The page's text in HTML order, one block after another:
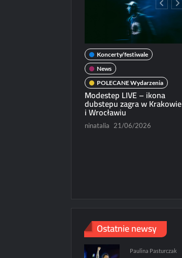
Koncerty/festiwale
News
POLECANE Wydarzenia
Modestep LIVE – ikona
dubstepu zagra w Krakowie
i Wrocławiu
ninatalia 21/06/2026
Ostatnie newsy
Paulina Pasturczak